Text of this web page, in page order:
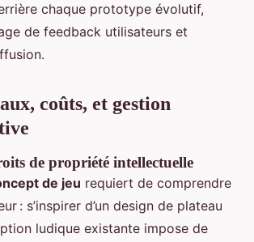
chaque prototype évolutif,
de feedback utilisateurs et
coûts, et gestion
de propriété intellectuelle
de jeu requiert de comprendre
: s’inspirer d’un design de plateau
ludique existante impose de